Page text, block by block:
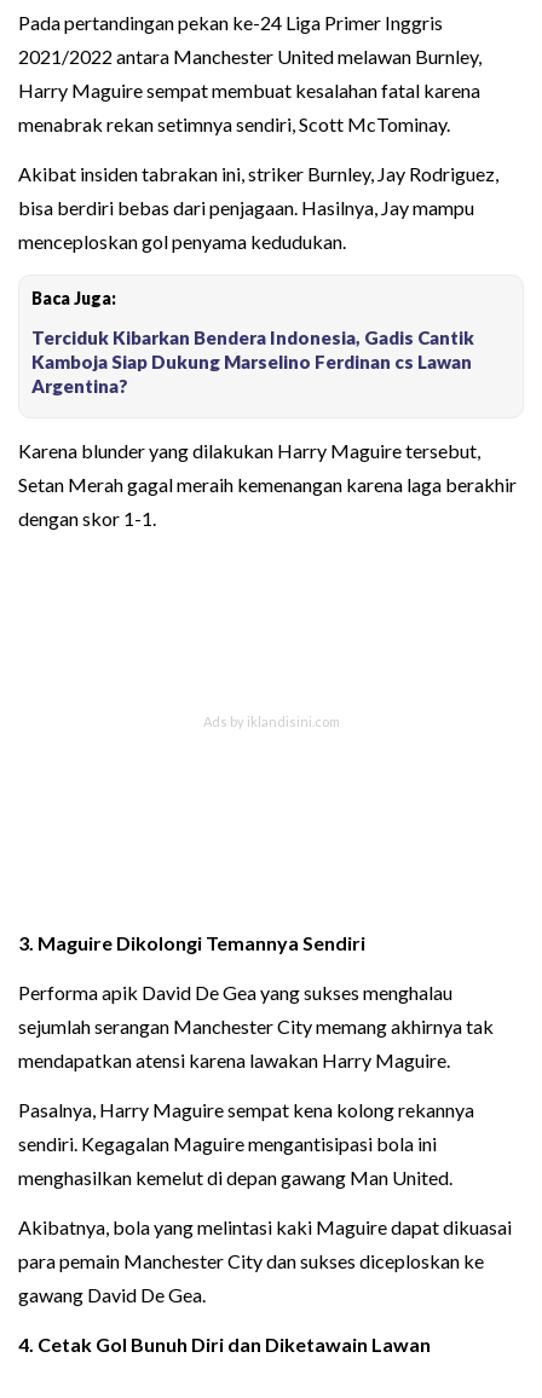
Pada pertandingan pekan ke-24 Liga Primer Inggris
2021/2022 antara Manchester United melawan Burnley,
Harry Maguire sempat membuat kesalahan fatal karena
menabrak rekan setimnya sendiri, Scott McTominay.
Akibat insiden tabrakan ini, striker Burnley, Jay Rodriguez,
bisa berdiri bebas dari penjagaan. Hasilnya, Jay mampu
menceploskan gol penyama kedudukan.
Baca Juga:
Terciduk Kibarkan Bendera Indonesia, Gadis Cantik
Kamboja Siap Dukung Marselino Ferdinan cs Lawan
Argentina?
Karena blunder yang dilakukan Harry Maguire tersebut,
Setan Merah gagal meraih kemenangan karena laga berakhir
dengan skor 1-1.
3. Maguire Dikolongi Temannya Sendiri
Performa apik David De Gea yang sukses menghalau
sejumlah serangan Manchester City memang akhirnya tak
mendapatkan atensi karena lawakan Harry Maguire.
Pasalnya, Harry Maguire sempat kena kolong rekannya
sendiri. Kegagalan Maguire mengantisipasi bola ini
menghasilkan kemelut di depan gawang Man United.
Akibatnya, bola yang melintasi kaki Maguire dapat dikuasai
para pemain Manchester City dan sukses diceploskan ke
gawang David De Gea.
4. Cetak Gol Bunuh Diri dan Diketawain Lawan